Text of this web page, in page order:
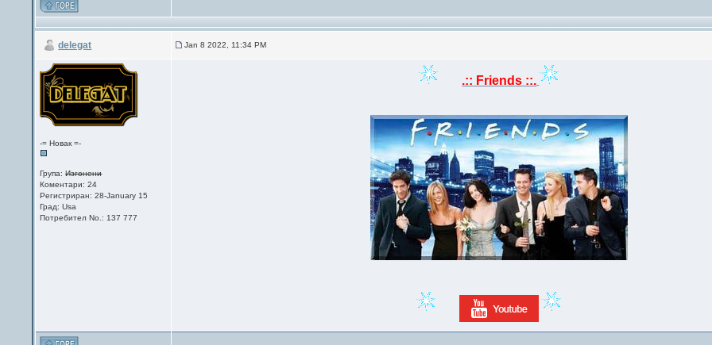
delegat Jan 8 2022, 11:34 PM
-= Новак =-
Група:Изгонени
Коментари: 24
Регистриран: 28-January 15
Град: Usa
Потребител No.: 137 777
.:: Friends ::.